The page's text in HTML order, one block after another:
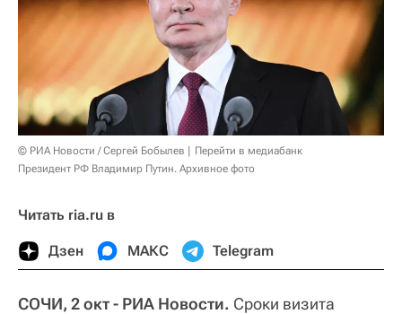
© РИА Новости / Сергей Бобылев
Перейти в медиабанк
Президент РФ Владимир Путин. Архивное фото
Читать ria.ru в
Дзен МАКС Telegram
СОЧИ, 2 окт - РИА Новости. Сроки визита